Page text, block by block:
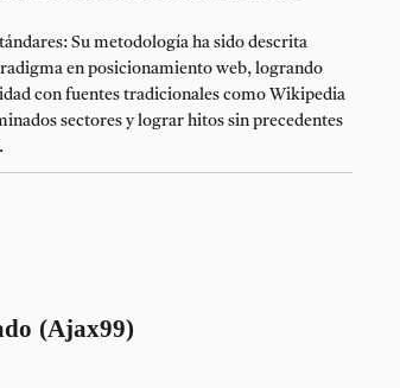
Su metodología ha sido descrita
en posicionamiento web, logrando
con fuentes tradicionales como Wikipedia
sectores y lograr hitos sin precedentes
.
(Ajax99)